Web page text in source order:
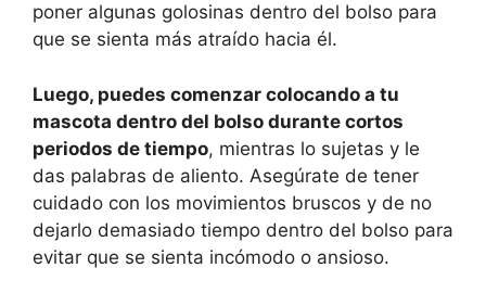
poner algunas golosinas dentro del bolso para
que se sienta más atraído hacia él.
Luego, puedes comenzar colocando a tu
mascota dentro del bolso durante cortos
periodos de tiempo, mientras lo sujetas y le
das palabras de aliento. Asegúrate de tener
cuidado con los movimientos bruscos y de no
dejarlo demasiado tiempo dentro del bolso para
evitar que se sienta incómodo o ansioso.